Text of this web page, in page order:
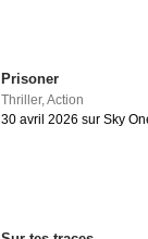
Prisoner
Thriller,Action
30 avril 2026 sur Sky